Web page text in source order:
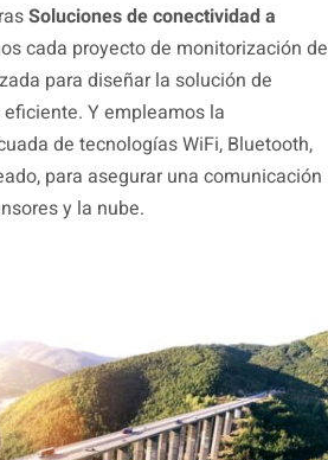
Soluciones de conectividad a
cada proyecto de monitorización de
para diseñar la solución de
Y empleamos la
de tecnologías WiFi, Bluetooth,
para asegurar una comunicación
y la nube.